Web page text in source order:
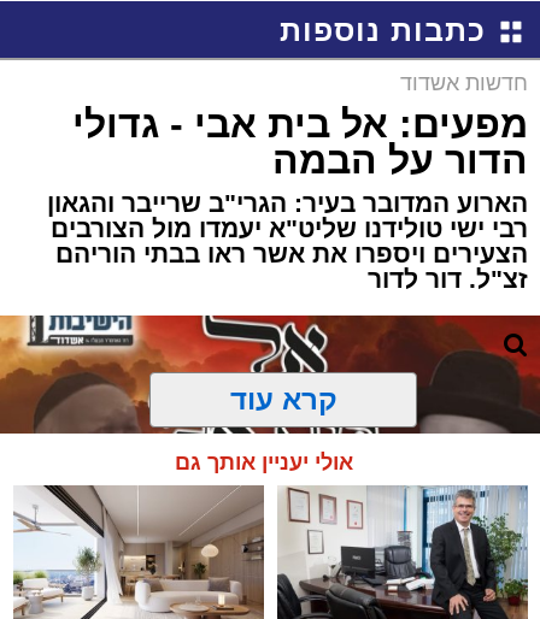
כתבות נוספות
חדשות אשדוד
מפעים: אל בית אבי - גדולי
הדור על הבמה
הארוע המדובר בעיר: הגרי"ב שרייבר והגאון
רבי ישי טולידנו שליט"א יעמדו מול הצורבים
הצעירים ויספרו את אשר ראו בבתי הוריהם
זצ"ל. דור לדור
קרא עוד
אולי יעניין אותך גם